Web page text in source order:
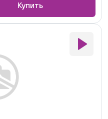
Купить